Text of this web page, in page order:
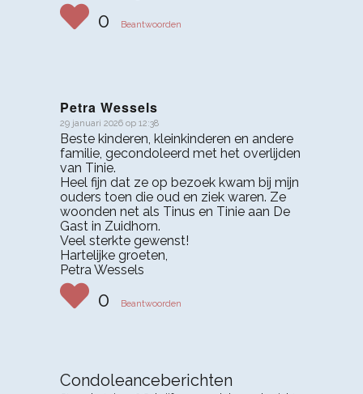
0 Beantwoorden
Petra Wessels
zegt:
29 januari 2026 op 12:38
Beste kinderen, kleinkinderen en andere
familie, gecondoleerd met het overlijden
van Tinie.
Heel fijn dat ze op bezoek kwam bij mijn
ouders toen die oud en ziek waren. Ze
woonden net als Tinus en Tinie aan De
Gast in Zuidhorn.
Veel sterkte gewenst!
Hartelijke groeten,
Petra Wessels
0 Beantwoorden
Condoleanceberichten